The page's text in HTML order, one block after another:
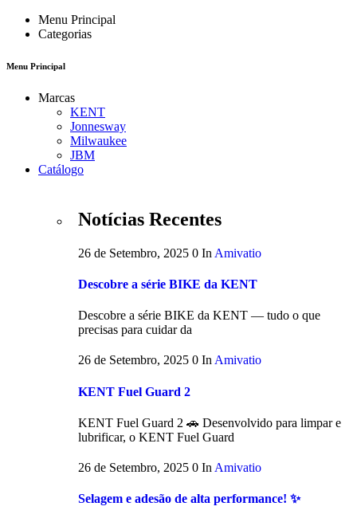
Menu Principal
Categorias
Menu Principal
Marcas
KENT
Jonnesway
Milwaukee
JBM
Catálogo
Notícias Recentes
26 de Setembro, 2025 0 In Amivatio
Descobre a série BIKE da KENT
Descobre a série BIKE da KENT — tudo o que
precisas para cuidar da
26 de Setembro, 2025 0 In Amivatio
KENT Fuel Guard 2
KENT Fuel Guard 2 🚗 Desenvolvido para limpar e
lubrificar, o KENT Fuel Guard
26 de Setembro, 2025 0 In Amivatio
Selagem e adesão de alta performance! ✨